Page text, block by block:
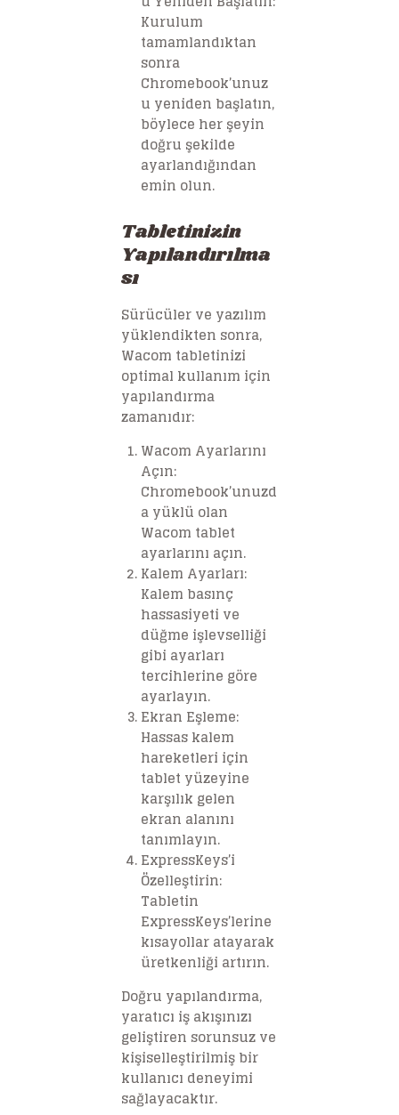
Kurulum
tamamlandıktan
sonra
Chromebook’unuz
u yeniden başlatın,
böylece her şeyin
doğru şekilde
ayarlandığından
emin olun.
Tabletinizin
Yapılandırılma
sı
Sürücüler ve yazılım
yüklendikten sonra,
Wacom tabletinizi
optimal kullanım için
yapılandırma
zamanıdır:
Wacom Ayarlarını
Açın:
Chromebook’unuzd
a yüklü olan
Wacom tablet
ayarlarını açın.
Kalem Ayarları:
Kalem basınç
hassasiyeti ve
düğme işlevselliği
gibi ayarları
tercihlerine göre
ayarlayın.
Ekran Eşleme:
Hassas kalem
hareketleri için
tablet yüzeyine
karşılık gelen
ekran alanını
tanımlayın.
ExpressKeys’i
Özelleştirin:
Tabletin
ExpressKeys’lerine
kısayollar atayarak
üretkenliği artırın.
Doğru yapılandırma,
yaratıcı iş akışınızı
geliştiren sorunsuz ve
kişiselleştirilmiş bir
kullanıcı deneyimi
sağlayacaktır.